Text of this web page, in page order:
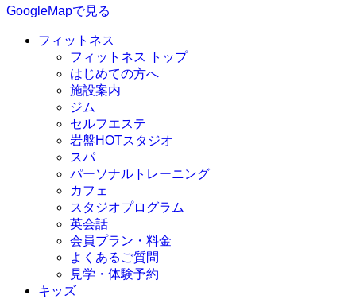
GoogleMapで見る
フィットネス
フィットネス トップ
はじめての方へ
施設案内
ジム
セルフエステ
岩盤HOTスタジオ
スパ
パーソナルトレーニング
カフェ
スタジオプログラム
英会話
会員プラン・料金
よくあるご質問
見学・体験予約
キッズ